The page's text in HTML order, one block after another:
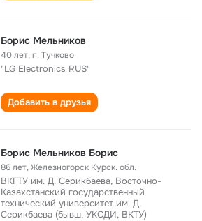
Борис Мельников
40 лет,п. Тучково
"LG Electronics RUS"
Добавить в друзья
Борис Мельников Борис
86 лет,Железногорск Курск. обл.
ВКГТУ им. Д. Серикбаева, Восточно-
Казахстанский государственный
технический университет им. Д.
Серикбаева (бывш. УКСДИ, ВКТУ)